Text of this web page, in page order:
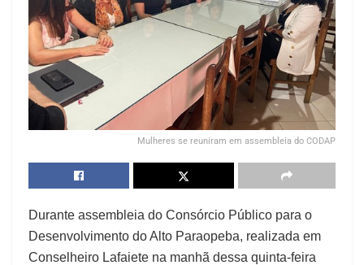
Mulheres se reuniram em assembleia do CODAP
Durante assembleia do Consórcio Público para o
Desenvolvimento do Alto Paraopeba, realizada em
Conselheiro Lafaiete na manhã dessa quinta-feira